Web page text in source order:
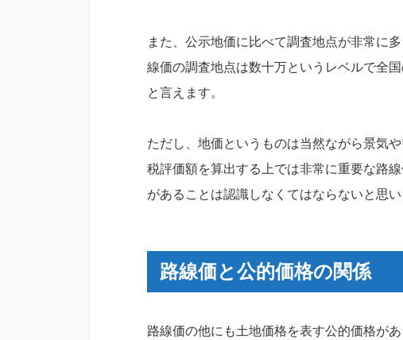
また、公示地価に比べて調査地点が非常に
線価の調査地点は数十万というレベルで全
と言えます。
ただし、地価というものは当然ながら景気
税評価額を算出する上では非常に重要な路
があることは認識しなくてはならないと思い
路線価と公的価格の関係
路線価の他にも土地価格を表す公的価格が